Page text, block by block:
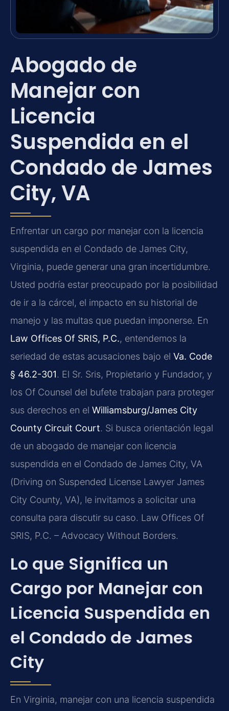
Abogado de
Manejar con
Licencia
Suspendida en el
Condado de James
City, VA
Enfrentar un cargo por manejar con la licencia
suspendida en el Condado de James City,
Virginia, puede generar una gran incertidumbre.
Usted podría estar preocupado por la posibilidad
de ir a la cárcel, el impacto en su historial de
manejo y las multas que puedan imponerse. En
Law Offices Of SRIS, P.C., entendemos la
seriedad de estas acusaciones bajo el Va. Code
§ 46.2-301. El Sr. Sris, Propietario y Fundador, y
los Of Counsel del bufete trabajan para proteger
sus derechos en el Williamsburg/James City
County Circuit Court. Si busca orientación legal
de un abogado de manejar con licencia
suspendida en el Condado de James City, VA
(Driving on Suspended License Lawyer James
City County, VA), le invitamos a solicitar una
consulta para discutir su caso. Law Offices Of
SRIS, P.C. – Advocacy Without Borders.
Lo que Significa un
Cargo por Manejar con
Licencia Suspendida en
el Condado de James
City
En Virginia, manejar con una licencia suspendida